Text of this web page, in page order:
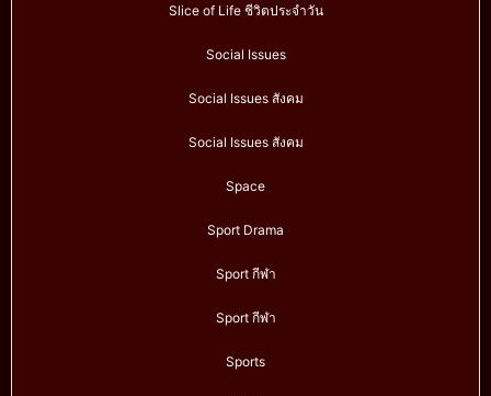
Slice of Life ชีวิตประจำวัน
Social Issues
Social Issues สังคม
Social Issues สังคม
Space
Sport Drama
Sport กีฬา
Sport กีฬา
Sports